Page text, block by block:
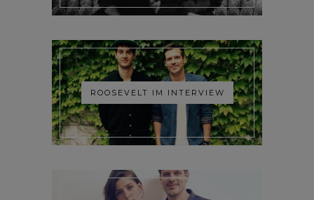
ROOSEVELT IM INTERVIEW